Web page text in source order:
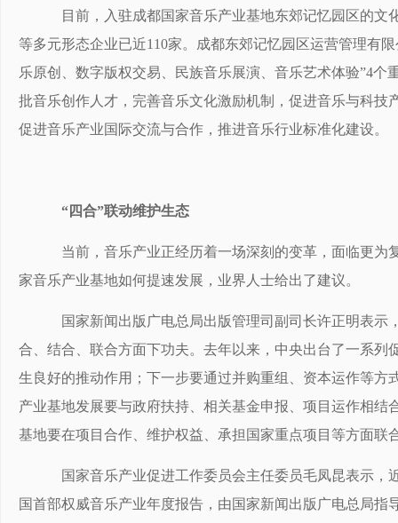
目前，入驻成都国家音乐产业基地东郊记忆园区的文
等多元形态企业已近110家。成都东郊记忆园区运营管理有
乐原创、数字版权交易、民族音乐展演、音乐艺术体验”4
批音乐创作人才，完善音乐文化激励机制，促进音乐与科技
促进音乐产业国际交流与合作，推进音乐行业标准化建设。
“四合”联动维护生态
当前，音乐产业正经历着一场深刻的变革，面临更为
家音乐产业基地如何提速发展，业界人士给出了建议。
国家新闻出版广电总局出版管理司副司长许正明表示
合、结合、联合方面下功夫。去年以来，中央出台了一系列
生良好的推动作用；下一步要通过并购重组、资本运作等方
产业基地发展要与政府扶持、相关基金申报、项目运作相
基地要在项目合作、维护权益、承担国家重点项目等方面联
国家音乐产业促进工作委员会主任委员毛凤昆表示，
国首部权威音乐产业年度报告，由国家新闻出版广电总局